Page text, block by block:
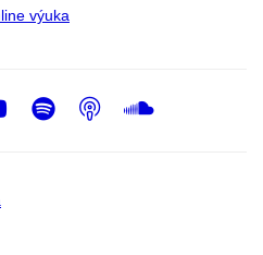
výuka
Youtube
Spotify
Podcast